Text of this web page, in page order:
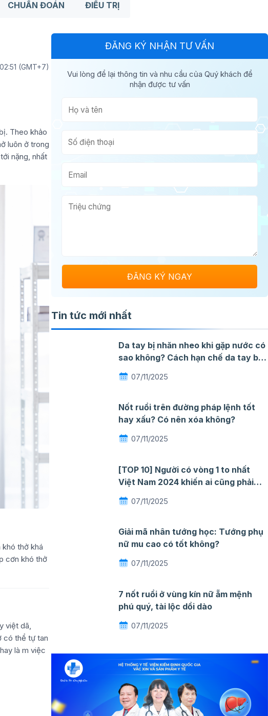
CHUẨN ĐOÁN ĐIỀU TRỊ
(GMT+7)
Theo khảo
luôn ở trong
nặng, nhất
thở khá
cơn khó thở
việt dã,
có thể tự tan
là m việc
ĐĂNG KÝ NHẬN TƯ VẤN
Vui lòng để lại thông tin và nhu cầu của Quý khách để
nhận được tư vấn
Tin tức mới nhất
Da tay bị nhăn nheo khi gặp nước có
sao không? Cách hạn chế da tay bị
nhăn khi gặp nước
07/11/2025
Nốt ruồi trên đường pháp lệnh tốt
hay xấu? Có nên xóa không?
07/11/2025
[TOP 10] Người có vòng 1 to nhất
Việt Nam 2024 khiến ai cũng phải
ngỡ ngàng mê đắm
07/11/2025
Giải mã nhân tướng học: Tướng phụ
nữ mu cao có tốt không?
07/11/2025
7 nốt ruồi ở vùng kín nữ ẵm mệnh
phú quý, tài lộc dồi dào
07/11/2025